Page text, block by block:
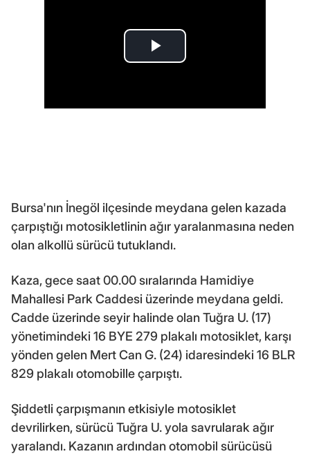
Bursa'nın İnegöl ilçesinde meydana gelen kazada
çarpıştığı motosikletlinin ağır yaralanmasına neden
olan alkollü sürücü tutuklandı.
Kaza, gece saat 00.00 sıralarında Hamidiye
Mahallesi Park Caddesi üzerinde meydana geldi.
Cadde üzerinde seyir halinde olan Tuğra U. (17)
yönetimindeki 16 BYE 279 plakalı motosiklet, karşı
yönden gelen Mert Can G. (24) idaresindeki 16 BLR
829 plakalı otomobille çarpıştı.
Şiddetli çarpışmanın etkisiyle motosiklet
devrilirken, sürücü Tuğra U. yola savrularak ağır
yaralandı. Kazanın ardından otomobil sürücüsü